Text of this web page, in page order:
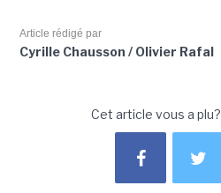
Article rédigé par
Cyrille Chausson / Olivier Rafal
Cet article vous a plu?